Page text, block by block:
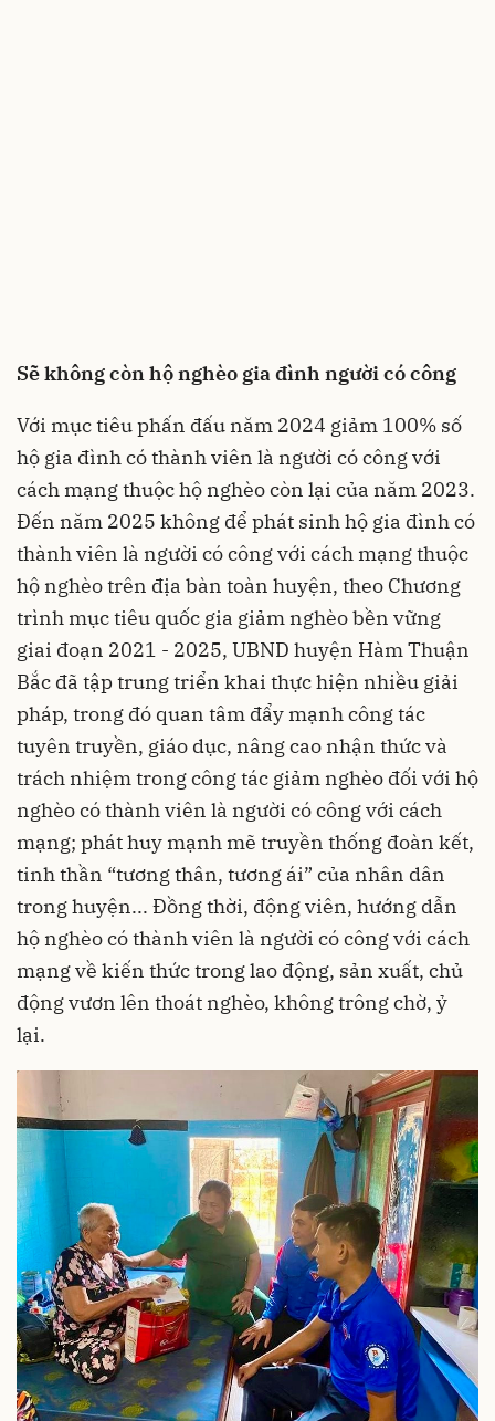
Sẽ không còn hộ nghèo gia đình người có công
Với mục tiêu phấn đấu năm 2024 giảm 100% số
hộ gia đình có thành viên là người có công với
cách mạng thuộc hộ nghèo còn lại của năm 2023.
Đến năm 2025 không để phát sinh hộ gia đình có
thành viên là người có công với cách mạng thuộc
hộ nghèo trên địa bàn toàn huyện, theo Chương
trình mục tiêu quốc gia giảm nghèo bền vững
giai đoạn 2021 - 2025, UBND huyện Hàm Thuận
Bắc đã tập trung triển khai thực hiện nhiều giải
pháp, trong đó quan tâm đẩy mạnh công tác
tuyên truyền, giáo dục, nâng cao nhận thức và
trách nhiệm trong công tác giảm nghèo đối với hộ
nghèo có thành viên là người có công với cách
mạng; phát huy mạnh mẽ truyền thống đoàn kết,
tinh thần “tương thân, tương ái” của nhân dân
trong huyện... Đồng thời, động viên, hướng dẫn
hộ nghèo có thành viên là người có công với cách
mạng về kiến thức trong lao động, sản xuất, chủ
động vươn lên thoát nghèo, không trông chờ, ỷ
lại.